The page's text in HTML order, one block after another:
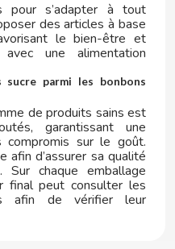
pour s’adapter à tout
des articles à base
le bien-être et
avec une alimentation
parmi les bonbons
de produits sains est
garantissant une
compromis sur le goût.
afin d’assurer sa qualité
chaque emballage
final peut consulter les
afin de vérifier leur